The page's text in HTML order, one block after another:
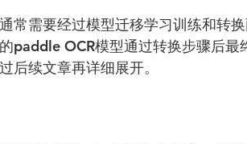
常需要经过模型迁移学习训练和转
paddle OCR模型通过转换步骤后最
后续文章再详细展开。